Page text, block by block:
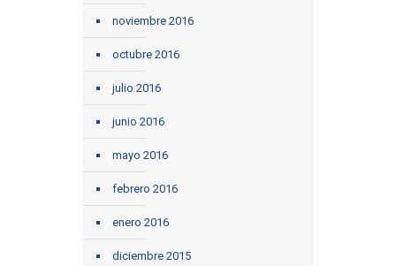
noviembre 2016
octubre 2016
julio 2016
junio 2016
mayo 2016
febrero 2016
enero 2016
diciembre 2015